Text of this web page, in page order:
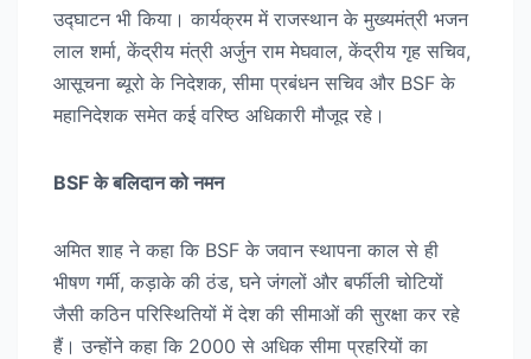
उद्घाटन भी किया। कार्यक्रम में राजस्थान के मुख्यमंत्री भजन
लाल शर्मा, केंद्रीय मंत्री अर्जुन राम मेघवाल, केंद्रीय गृह सचिव,
आसूचना ब्यूरो के निदेशक, सीमा प्रबंधन सचिव और BSF के
महानिदेशक समेत कई वरिष्ठ अधिकारी मौजूद रहे।
BSF के बलिदान को नमन
अमित शाह ने कहा कि BSF के जवान स्थापना काल से ही
भीषण गर्मी, कड़ाके की ठंड, घने जंगलों और बर्फीली चोटियों
जैसी कठिन परिस्थितियों में देश की सीमाओं की सुरक्षा कर रहे
हैं। उन्होंने कहा कि 2000 से अधिक सीमा प्रहरियों का